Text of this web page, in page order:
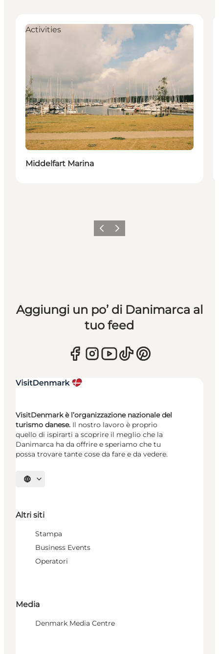
Activities
Middelfart Marina
Precedente
Avanti
Aggiungi un po’ di Danimarca al
tuo feed
VisitDenmark è l’organizzazione nazionale del
turismo danese. Il nostro lavoro è proprio
quello di ispirarti a scoprire il meglio che la
Danimarca ha da offrire e speriamo che tu
possa trovare tante cose da fare e da vedere.
Seleziona la lingua
Altri siti
Stampa
Business Events
Operatori
Media
Denmark Media Centre